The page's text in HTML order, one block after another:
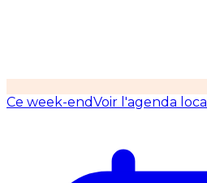
Ce week-endVoir l'agenda local